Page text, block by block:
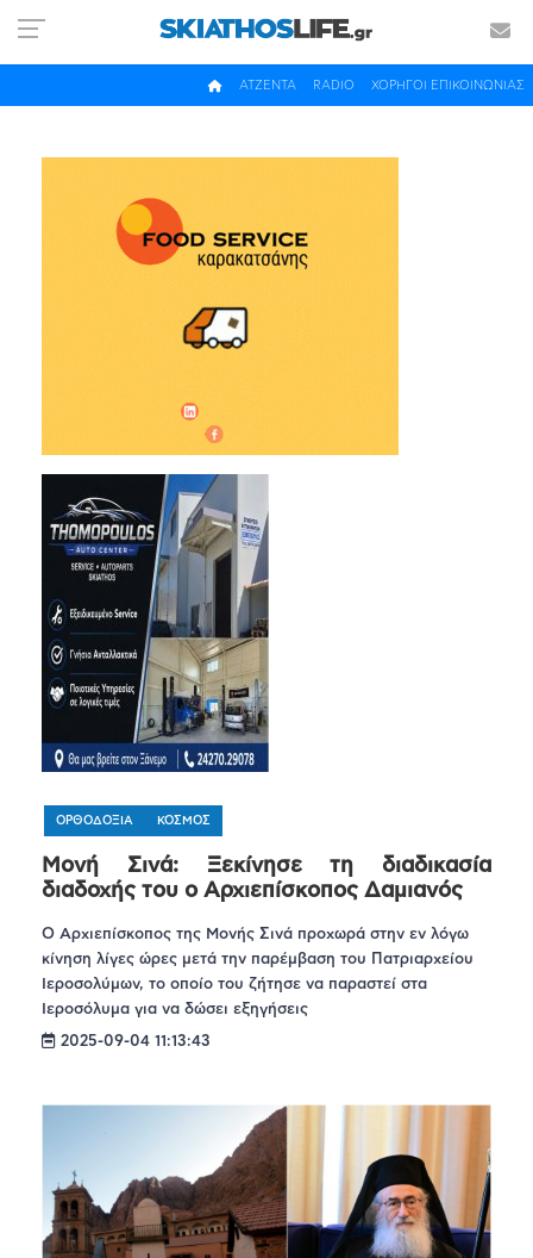
ΧΟΡΗΓΟΙ ΕΠΙΚΟΙΝΩΝΙΑΣ
RADIO
ΑΤΖΕΝΤΑ
ΟΡΘΟΔΟΞΙΑ ΚΟΣΜΟΣ
Μονή Σινά: Ξεκίνησε τη διαδικασία
διαδοχής του ο Αρχιεπίσκοπος Δαμιανός
Ο Αρχιεπίσκοπος της Μονής Σινά προχωρά στην εν λόγω
κίνηση λίγες ώρες μετά την παρέμβαση του Πατριαρχείου
Ιεροσολύμων, το οποίο του ζήτησε να παραστεί στα
Ιεροσόλυμα για να δώσει εξηγήσεις
2025-09-04 11:13:43